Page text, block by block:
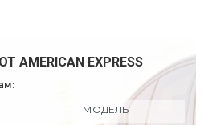
EXPRESS
МОДЕЛЬ